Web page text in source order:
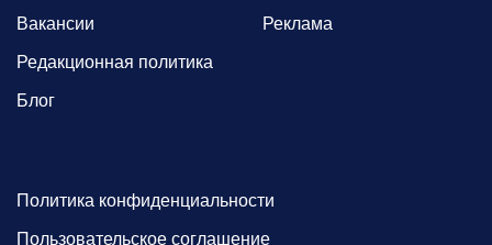
Вакансии
Редакционная политика
Блог
Реклама
Политика конфиденциальности
Пользовательское соглашение